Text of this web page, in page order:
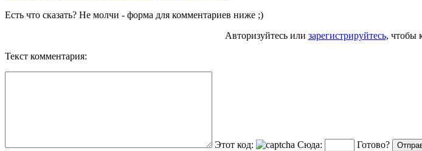
Есть что сказать? Не молчи - форма для комментариев ниже ;)
Авторизуйтесь или зарегистрируйтесь, чтобы
Текст комментария:
Этот код: Сюда: Готово?